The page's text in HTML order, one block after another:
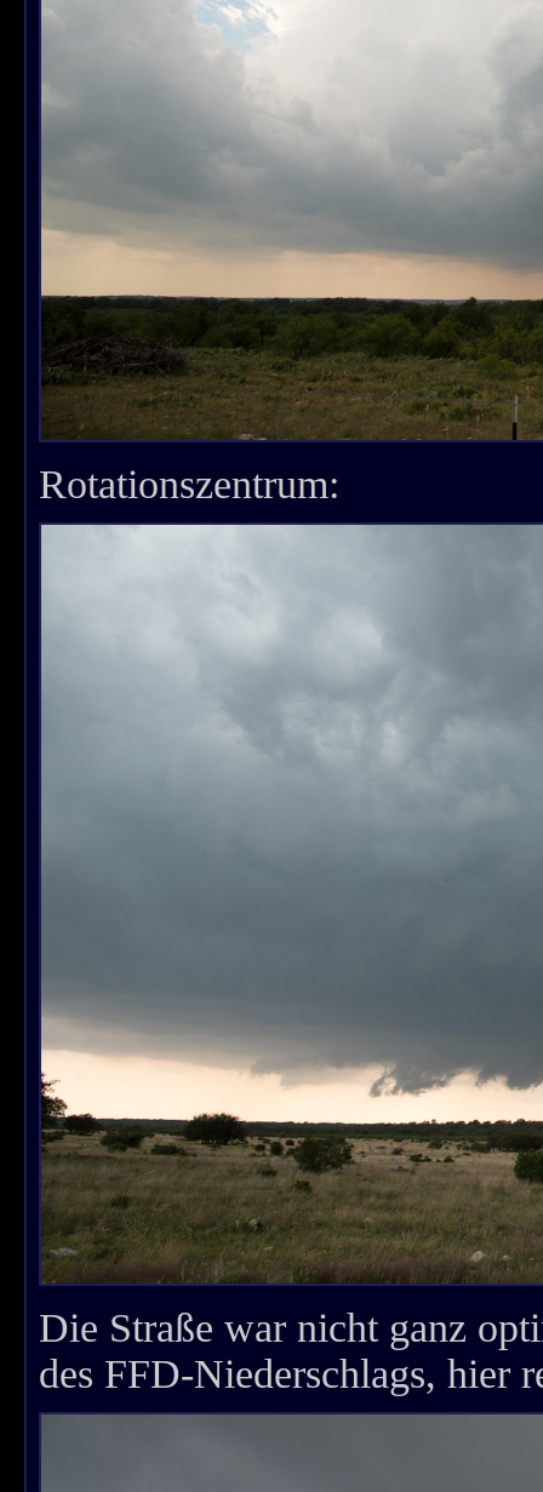
Rotationszentrum:
Die Straße war nicht ganz
des FFD-Niederschlags, hier